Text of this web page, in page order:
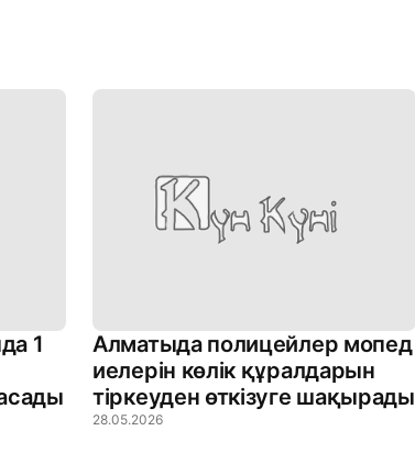
1
Алматыда полицейлер мопед
иелерін көлік құралдарын
тіркеуден өткізуге шақырады
28.05.2026